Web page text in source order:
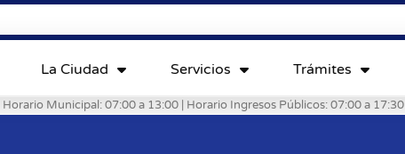
La Ciudad Servicios Trámites
Horario Municipal: 07:00 a 13:00 | Horario Ingresos Públicos: 07:00 a 17:30